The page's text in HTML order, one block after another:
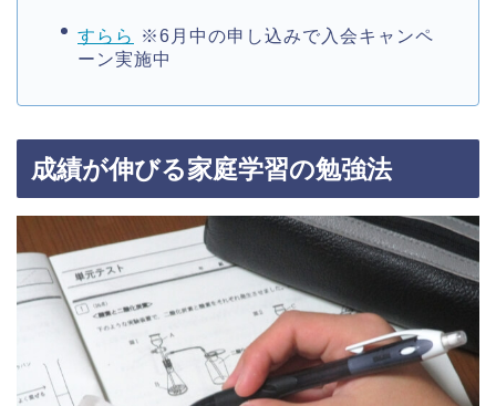
すらら
※6月中の申し込みで入会キャンペ
ーン実施中
成績が伸びる家庭学習の勉強法